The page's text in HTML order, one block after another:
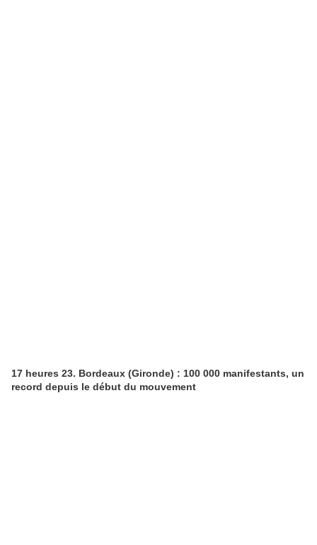
17 heures 23. Bordeaux (Gironde) : 100 000 manifestants, un
record depuis le début du mouvement